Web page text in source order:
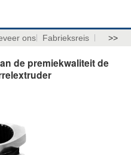
ons Fabrieksreis >>
de premiekwaliteit de